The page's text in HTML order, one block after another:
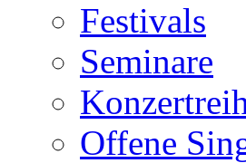
Festivals
Seminare
Offene